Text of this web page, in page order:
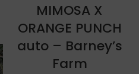
MIMOSA X
ORANGE PUNCH
auto – Barney’s
Farm